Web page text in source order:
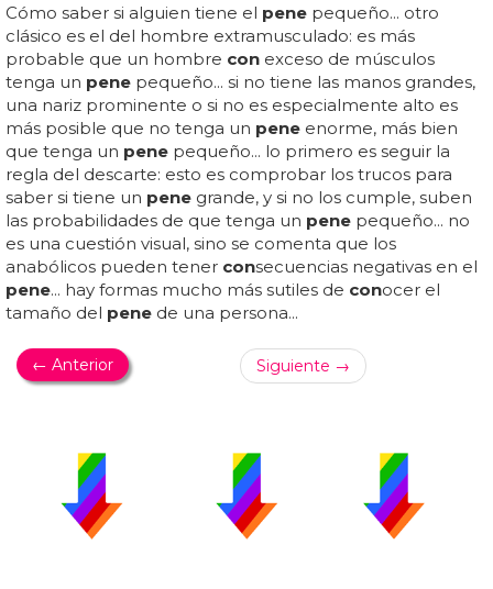
Cómo saber si alguien tiene el pene pequeño... otro
clásico es el del hombre extramusculado: es más
probable que un hombre con exceso de músculos
tenga un pene pequeño... si no tiene las manos grandes,
una nariz prominente o si no es especialmente alto es
más posible que no tenga un pene enorme, más bien
que tenga un pene pequeño... lo primero es seguir la
regla del descarte: esto es comprobar los trucos para
saber si tiene un pene grande, y si no los cumple, suben
las probabilidades de que tenga un pene pequeño... no
es una cuestión visual, sino se comenta que los
anabólicos pueden tener consecuencias negativas en el
pene... hay formas mucho más sutiles de conocer el
tamaño del pene de una persona...
← Anterior Siguiente →